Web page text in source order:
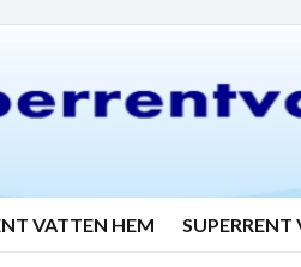
VATTEN HEM SUPERRENT